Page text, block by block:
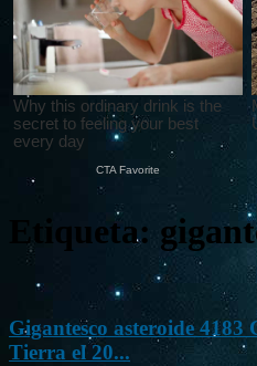
Etiqueta:
Gigantesco asteroide 4183
Tierra el 20...